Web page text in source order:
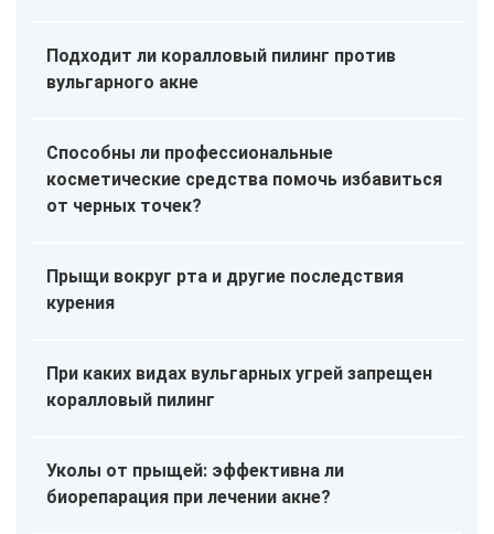
Подходит ли коралловый пилинг против
вульгарного акне
Способны ли профессиональные
косметические средства помочь избавиться
от черных точек?
Прыщи вокруг рта и другие последствия
курения
При каких видах вульгарных угрей запрещен
коралловый пилинг
Уколы от прыщей: эффективна ли
биорепарация при лечении акне?